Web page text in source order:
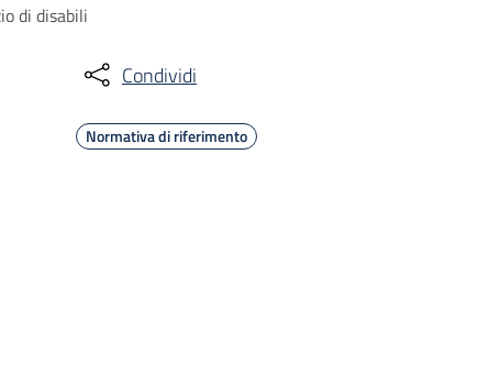
di disabili
Condividi
Normativa di riferimento